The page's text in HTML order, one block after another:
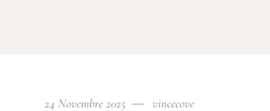
24 Novembre 2025 vincecove